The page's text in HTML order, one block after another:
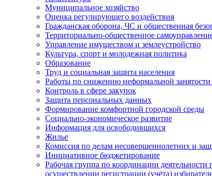
Муниципальное хозяйство
Оценка регулирующего воздействия
Гражданская оборона, ЧС и общественная
Территориально-общественное
Управление имуществом и землеустройство
Культура, спорт и молодежная политика
Образование
Труд и социальная защита населения
Работы по снижению неформальной занятости
Контроль в сфере закупок
Защита персональных данных
Формирование комфортной городской среды
Социально-экономическое развитие
Информация для освободившихся
Жилье
Комиссия по делам несовершеннолетних и
Инициативное бюджетирование
Рабочая группа по координации
осуществлении регистрации (учёта)